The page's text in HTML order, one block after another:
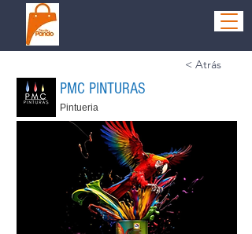
< Atrás
PMC PINTURAS
Pintueria